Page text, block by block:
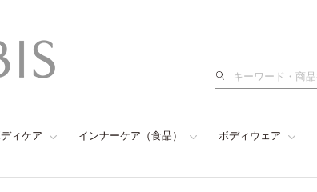
検
ィケア インナーケア（食品） ボディウェア